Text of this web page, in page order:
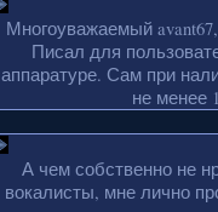
Многоуважаемый
Писал для
аппаратуре. Сам при
не менее
А чем собственно не
вокалисты, мне лично